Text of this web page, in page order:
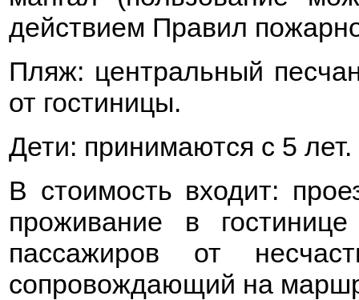
действием Правил
Пляж: центральный
от гостиницы.
Дети: принимаются с 5 лет.
В стоимость входит:
проживание в
пассажиров от
сопровождающий на